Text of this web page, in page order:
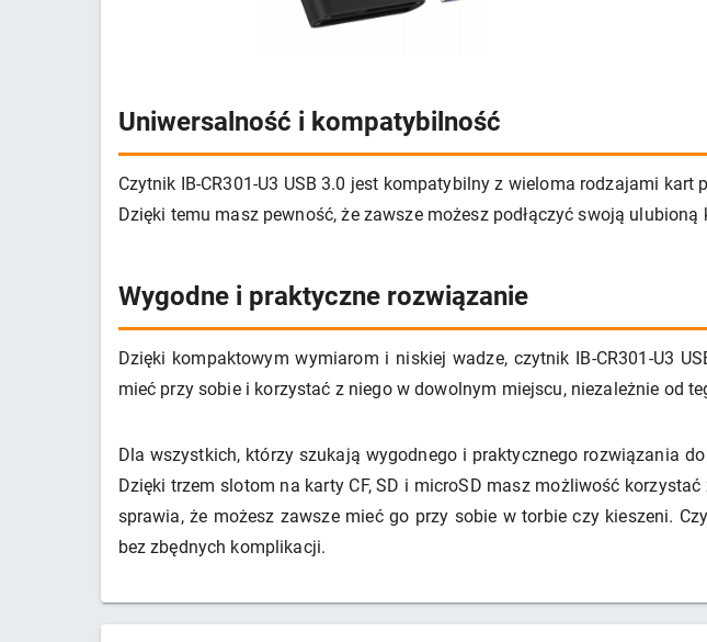
Uniwersalność i kompatybilność
Czytnik IB-CR301-U3 USB 3.0 jest kompatybilny z wieloma rodzajami
Dzięki temu masz pewność, że zawsze możesz podłączyć swoją ulubioną
Wygodne i praktyczne rozwiązanie
Dzięki kompaktowym wymiarom i niskiej wadze, czytnik IB-CR301-U3
mieć przy sobie i korzystać z niego w dowolnym miejscu, niezależnie od
Dla wszystkich, którzy szukają wygodnego i praktycznego rozwiązania
Dzięki trzem slotom na karty CF, SD i microSD masz możliwość
sprawia, że możesz zawsze mieć go przy sobie w torbie czy kieszeni.
bez zbędnych komplikacji.